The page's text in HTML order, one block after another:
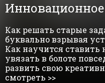
Как решать старые
буквально взрывая
Как научится ставить
увязать в болоте
развить свою
смотреть >>